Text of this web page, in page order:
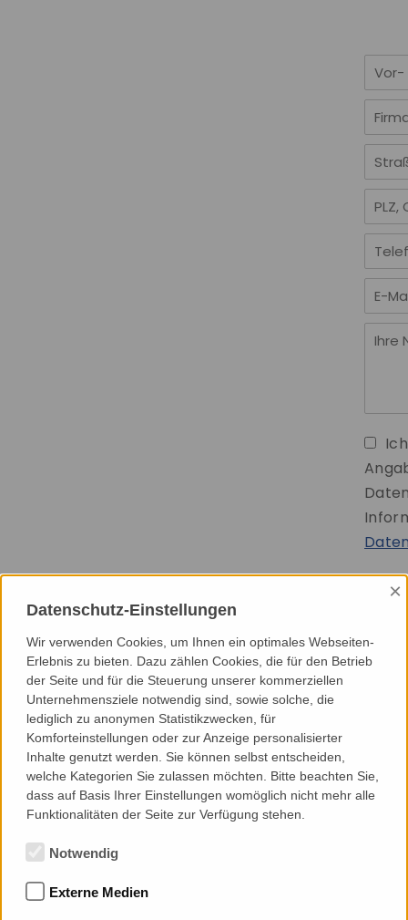
Datenschutz-Einstellungen
×
Wir verwenden Cookies, um Ihnen ein optimales Webseiten-
Erlebnis zu bieten. Dazu zählen Cookies, die für den Betrieb
der Seite und für die Steuerung unserer kommerziellen
Unternehmensziele notwendig sind, sowie solche, die
lediglich zu anonymen Statistikzwecken, für
Komforteinstellungen oder zur Anzeige personalisierter
Inhalte genutzt werden. Sie können selbst entscheiden,
welche Kategorien Sie zulassen möchten. Bitte beachten Sie,
dass auf Basis Ihrer Einstellungen womöglich nicht mehr alle
Funktionalitäten der Seite zur Verfügung stehen.
Notwendig
Externe Medien